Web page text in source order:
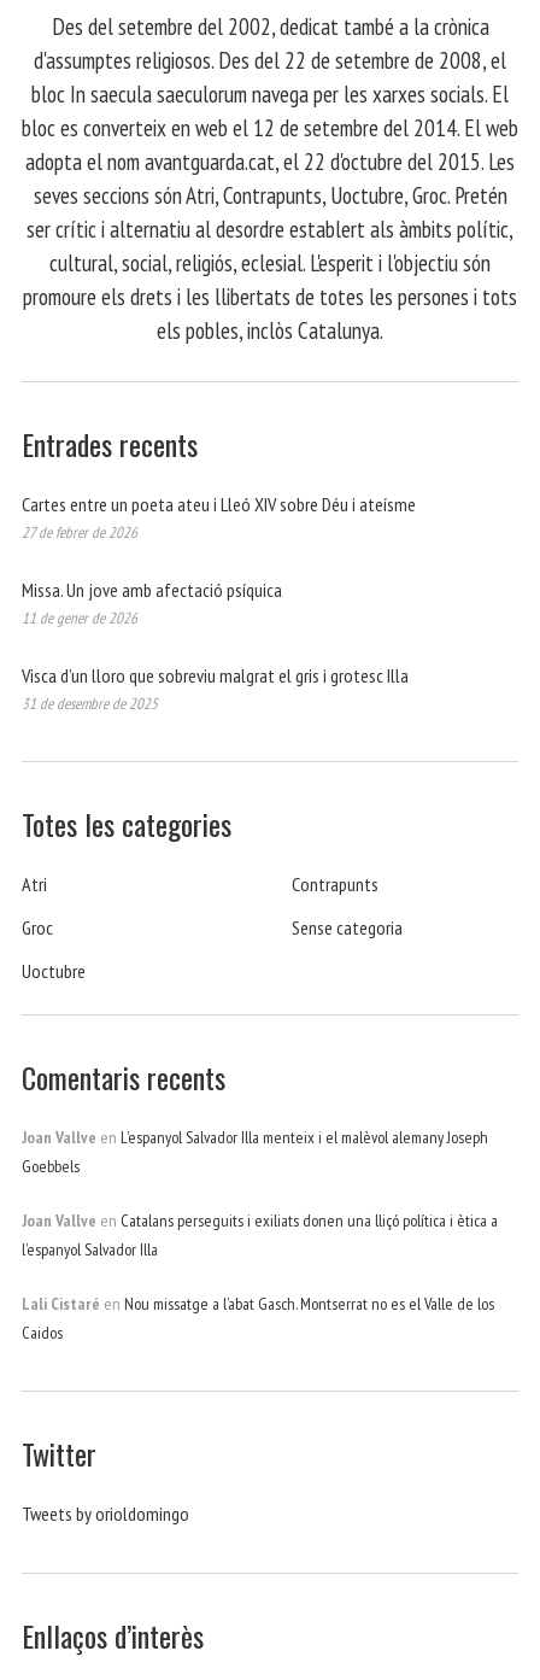
​ Des del setembre del 2002, dedicat també a la crònica
d'assumptes religiosos. Des del 22 de setembre de 2008, el
bloc In saecula saeculorum navega per les xarxes socials. El
bloc es converteix en web el 12 de setembre del 2014. El web
adopta el nom avantguarda.cat, el 22 d'octubre del 2015. Les
seves seccions són Atri, Contrapunts, Uoctubre, Groc. Pretén
ser crític i alternatiu al desordre establert als àmbits polític,
cultural, social, religiós, eclesial. L'esperit i l'objectiu són
promoure els drets i les llibertats de totes les persones i tots
els pobles, inclòs Catalunya.
Entrades recents
Cartes entre un poeta ateu i Lleó XIV sobre Déu i ateísme
27 de febrer de 2026
Missa. Un jove amb afectació psíquica
11 de gener de 2026
Visca d’un lloro que sobreviu malgrat el gris i grotesc Illa
31 de desembre de 2025
Totes les categories
Atri
Contrapunts
Groc
Sense categoria
Uoctubre
Comentaris recents
Joan Vallve en L’espanyol Salvador Illa menteix i el malèvol alemany Joseph
Goebbels
Joan Vallve en Catalans perseguits i exiliats donen una lliçó política i ètica a
l’espanyol Salvador Illa
Lali Cistaré en Nou missatge a l’abat Gasch. Montserrat no es el Valle de los
Caidos
Twitter
Tweets by orioldomingo
Enllaços d’interès